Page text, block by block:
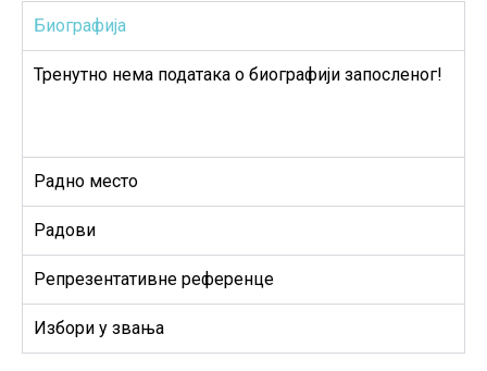
Биографија
Тренутно нема података о биографији запосленог!
Радно место
Радови
Репрезентативне референце
Избори у звања